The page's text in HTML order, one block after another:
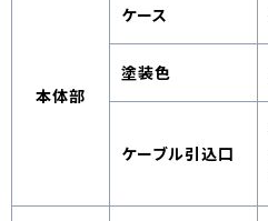
本体部
ケース
塗装色
ケーブル引込口